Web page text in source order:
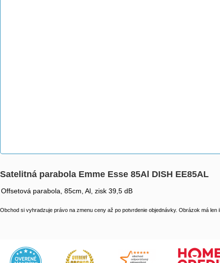
Satelitná parabola Emme Esse 85Al DISH EE85AL
Offsetová parabola, 85cm, Al, zisk 39,5 dB
Obchod si vyhradzuje právo na zmenu ceny až po potvrdenie objednávky. Obrázok má len